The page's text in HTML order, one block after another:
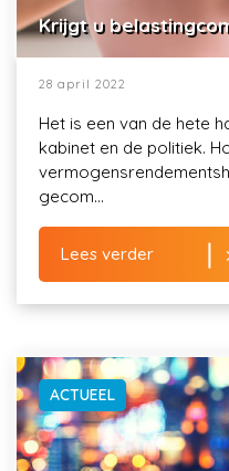
Krijgt u
28 april 2022
Het is een van de hete
kabinet en de politiek.
gecom...
Lees verder
ACTUEEL